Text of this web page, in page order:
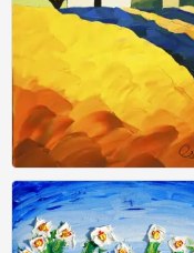
水粉画
18